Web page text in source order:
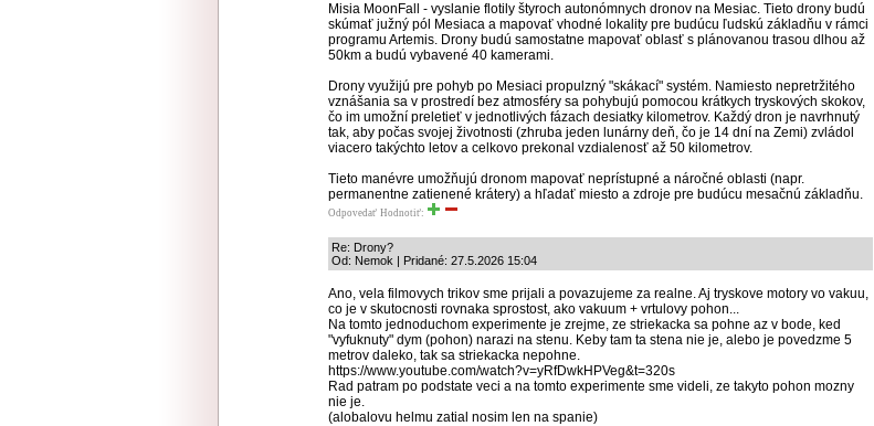
Misia MoonFall - vyslanie flotily štyroch autonómnych dronov na Mesiac. Tieto drony budú
skúmať južný pól Mesiaca a mapovať vhodné lokality pre budúcu ľudskú základňu v rámci
programu Artemis. Drony budú samostatne mapovať oblasť s plánovanou trasou dlhou až
50km a budú vybavené 40 kamerami.
Drony využijú pre pohyb po Mesiaci propulzný "skákací" systém. Namiesto nepretržitého
vznášania sa v prostredí bez atmosféry sa pohybujú pomocou krátkych tryskových skokov,
čo im umožní preletieť v jednotlivých fázach desiatky kilometrov. Každý dron je navrhnutý
tak, aby počas svojej životnosti (zhruba jeden lunárny deň, čo je 14 dní na Zemi) zvládol
viacero takýchto letov a celkovo prekonal vzdialenosť až 50 kilometrov.
Tieto manévre umožňujú dronom mapovať neprístupné a náročné oblasti (napr.
permanentne zatienené krátery) a hľadať miesto a zdroje pre budúcu mesačnú základňu.
Odpovedať Hodnotiť:
Re: Drony?
Od: Nemok | Pridané: 27.5.2026 15:04
Ano, vela filmovych trikov sme prijali a povazujeme za realne. Aj tryskove motory vo vakuu,
co je v skutocnosti rovnaka sprostost, ako vakuum + vrtulovy pohon...
Na tomto jednoduchom experimente je zrejme, ze striekacka sa pohne az v bode, ked
"vyfuknuty" dym (pohon) narazi na stenu. Keby tam ta stena nie je, alebo je povedzme 5
metrov daleko, tak sa striekacka nepohne.
https://www.youtube.com/watch?v=yRfDwkHPVeg&t=320s
Rad patram po podstate veci a na tomto experimente sme videli, ze takyto pohon mozny
nie je.
(alobalovu helmu zatial nosim len na spanie)